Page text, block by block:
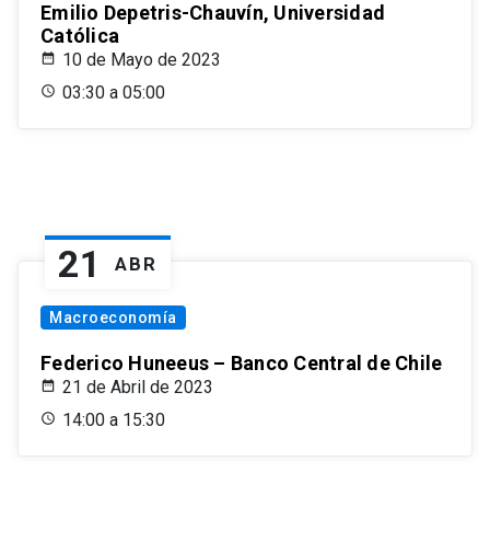
Emilio Depetris-Chauvín, Universidad
Católica
10 de Mayo de 2023
03:30 a 05:00
21 ABR
Macroeconomía
Federico Huneeus – Banco Central de Chile
21 de Abril de 2023
14:00 a 15:30